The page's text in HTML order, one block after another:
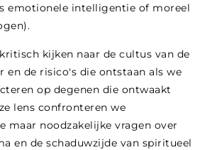
emotionele intelligentie of moreel
kijken naar de cultus van de
en de risico's die ontstaan als we
op degenen die ontwaakt
lens confronteren we
maar noodzakelijke vragen over
en de schaduwzijde van spiritueel